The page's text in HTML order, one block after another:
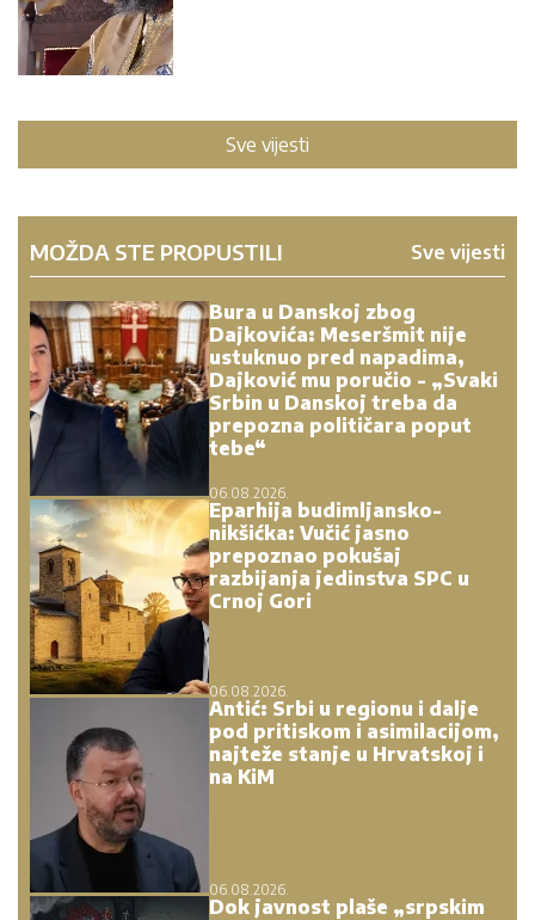
Sve vijesti
MOŽDA STE PROPUSTILI Sve vijesti
Bura u Danskoj zbog
Dajkovića: Meseršmit nije
ustuknuo pred napadima,
Dajković mu poručio - „Svaki
Srbin u Danskoj treba da
prepozna političara poput
tebe“
06.08.2026.
Eparhija budimljansko-
nikšićka: Vučić jasno
prepoznao pokušaj
razbijanja jedinstva SPC u
Crnoj Gori
06.08.2026.
Antić: Srbi u regionu i dalje
pod pritiskom i asimilacijom,
najteže stanje u Hrvatskoj i
na KiM
06.08.2026.
Dok javnost plaše „srpskim